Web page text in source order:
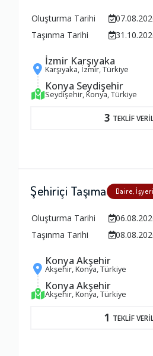
Oluşturma Tarihi
Taşınma Tarihi
İzmir Karşıyaka
Karşıyaka, İzmir, Türkiye
Konya Seydişehir
Seydişehir, Konya, Türkiye
3 TEKLİF
Şehiriçi Taşıma Daire, İşyeri
Oluşturma Tarihi
Taşınma Tarihi
Konya Akşehir
Akşehir, Konya, Türkiye
Konya Akşehir
Akşehir, Konya, Türkiye
1 TEKLİF